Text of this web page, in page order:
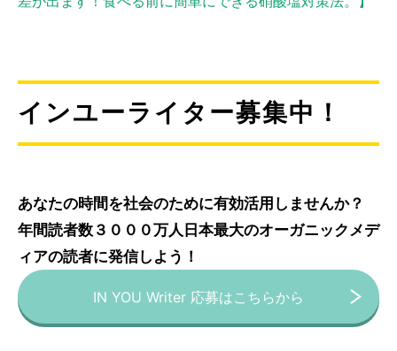
インユーライター募集中！
あなたの時間を社会のために有効活用しませんか？
年間読者数３０００万人日本最大のオーガニックメデ
ィアの読者に発信しよう！
IN YOU Writer 応募はこちらから